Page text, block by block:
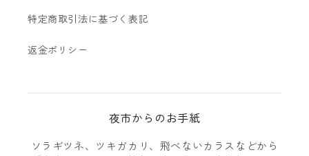
特定商取引法に基づく表記
返金ポリシー
夜市からのお手紙
ソラギツネ、ツキガカリ、飛べないカラスなどから